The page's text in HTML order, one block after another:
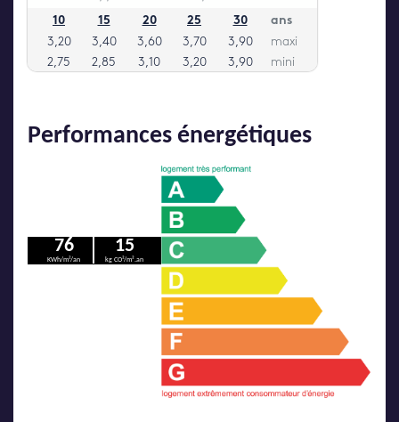
Performances énergétiques
76
KWh/m²/an
15
kg CO²/m².an